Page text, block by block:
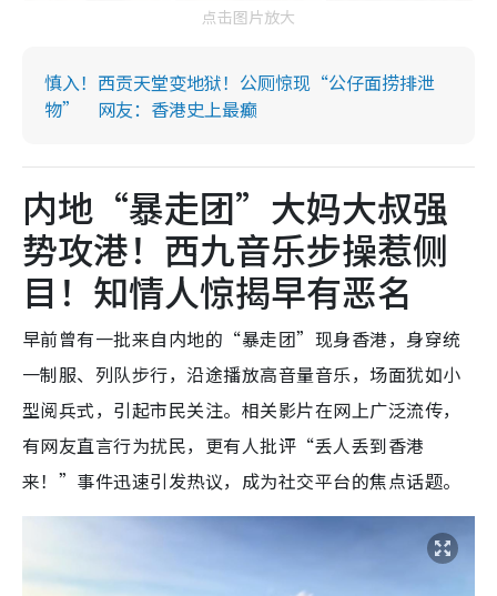
点击图片放大
慎入！西贡天堂变地狱！公厕惊现“公仔面捞排泄
物” 网友：香港史上最癫
内地“暴走团”大妈大叔强
势攻港！西九音乐步操惹侧
目！知情人惊揭早有恶名
早前曾有一批来自内地的“暴走团”现身香港，身穿统
一制服、列队步行，沿途播放高音量音乐，场面犹如小
型阅兵式，引起市民关注。相关影片在网上广泛流传，
有网友直言行为扰民，更有人批评“丢人丢到香港
来！”事件迅速引发热议，成为社交平台的焦点话题。